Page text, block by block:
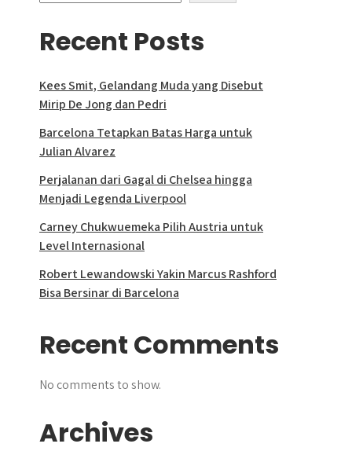
Recent Posts
Kees Smit, Gelandang Muda yang Disebut
Mirip De Jong dan Pedri
Barcelona Tetapkan Batas Harga untuk
Julian Alvarez
Perjalanan dari Gagal di Chelsea hingga
Menjadi Legenda Liverpool
Carney Chukwuemeka Pilih Austria untuk
Level Internasional
Robert Lewandowski Yakin Marcus Rashford
Bisa Bersinar di Barcelona
Recent Comments
No comments to show.
Archives